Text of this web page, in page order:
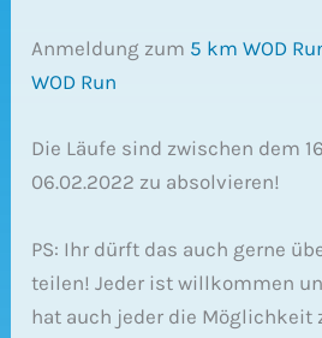
Anmeldung zum 5 km WOD
WOD Run
Die Läufe sind zwischen dem
06.02.2022 zu absolvieren!
PS: Ihr dürft das auch gerne
teilen! Jeder ist willkommen
hat auch jeder die Möglichkeit